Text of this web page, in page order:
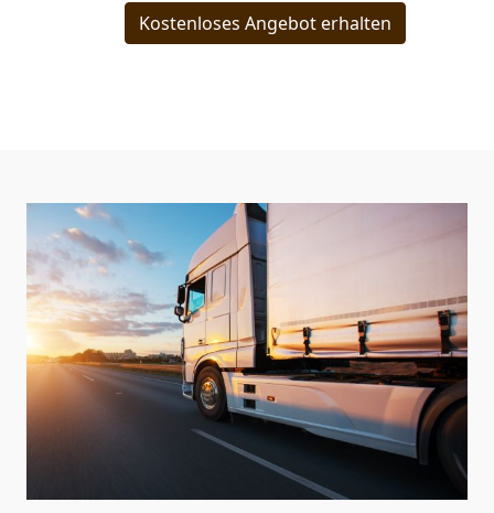
Kostenloses Angebot erhalten